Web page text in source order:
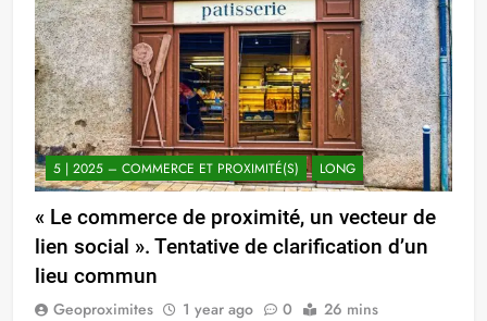
5 | 2025 – COMMERCE ET PROXIMITÉ(S) LONG
« Le commerce de proximité, un vecteur de
lien social ». Tentative de clarification d’un
lieu commun
Geoproximites 1 year ago 0 26 mins